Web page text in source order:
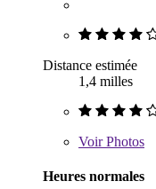
Distance estimée
1,4 milles
VoirPhotos
Heures normales